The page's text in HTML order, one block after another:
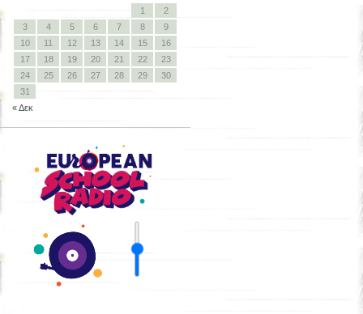
1
2
3
4 5 6 7 8
9
10
11 12 13 14 15
16
17
18 19 20 21 22
23
24
25 26 27 28 29
30
31
« Δεκ